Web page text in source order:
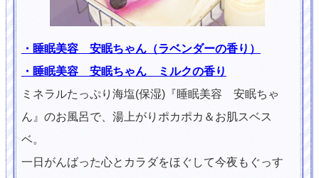
・睡眠美容 安眠ちゃん（ラベンダーの香り）
・睡眠美容 安眠ちゃん ミルクの香り
ミネラルたっぷり海塩(保湿)『睡眠美容 安眠ちゃ
ん』のお風呂で、湯上がりポカポカ＆お肌スベス
ベ。
一日がんばった心とカラダをほぐして今夜もぐっす